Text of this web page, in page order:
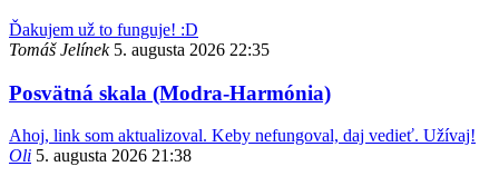
Ďakujem už to funguje! :D
Tomáš Jelínek 5. augusta 2026 22:35
Posvätná skala (Modra-Harmónia)
Ahoj, link som aktualizoval. Keby nefungoval, daj vedieť. Užívaj!
Oli 5. augusta 2026 21:38